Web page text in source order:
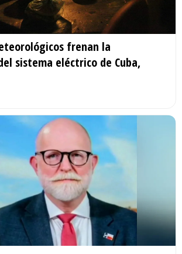
frenan la
sistema eléctrico de Cuba,